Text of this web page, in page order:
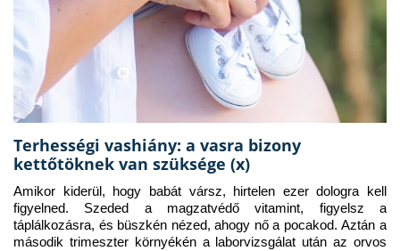
Terhességi vashiány: a vasra bizony
kettőtöknek van szüksége (x)
Amikor kiderül, hogy babát vársz, hirtelen ezer dologra kell
figyelned. Szeded a magzatvédő vitamint, figyelsz a
táplálkozásra, és büszkén nézed, ahogy nő a pocakod. Aztán a
második trimeszter környékén a laborvizsgálat után az orvos